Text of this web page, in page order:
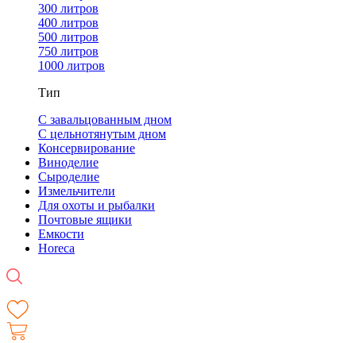
300 литров
400 литров
500 литров
750 литров
1000 литров
Тип
С завальцованным дном
С цельнотянутым дном
Консервирование
Виноделие
Сыроделие
Измельчители
Для охоты и рыбалки
Почтовые ящики
Емкости
Horeca